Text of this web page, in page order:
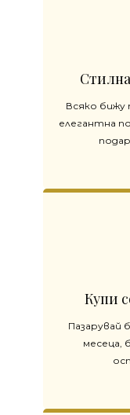
Всяко бижу
елегантна
Купи
Пазарувай
месеца,